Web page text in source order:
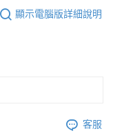
顯示電腦版詳細說明
客服